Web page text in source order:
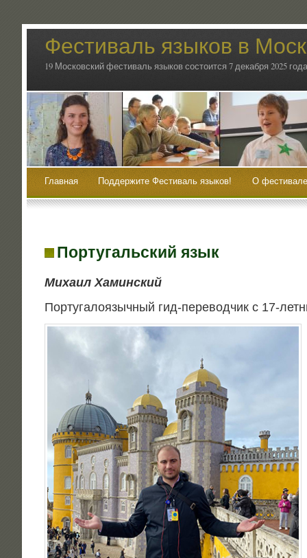
Фестиваль языков в
19 Московский фестиваль языков состоится 7 декабря 2025
Главная Поддержите Фестиваль языков! О
Португальский язык
Миха­ил Хаминский
Пор­ту­га­ло­языч­ный гид-пере­вод­чик с 17-